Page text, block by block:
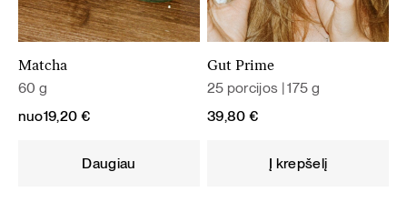
Matcha
60 g
nuo19,20 €
Daugiau
Gut Prime
25 porcijos | 175 g
39,80 €
Į krepšelį